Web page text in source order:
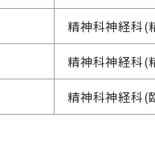
精神科神経科(
精神科神経科(
精神科神経科(